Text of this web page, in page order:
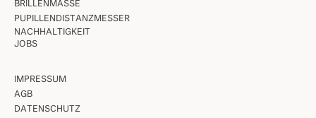
BRILLENMASSE
PUPILLENDISTANZMESSER
NACHHALTIGKEIT
JOBS
IMPRESSUM
AGB
DATENSCHUTZ